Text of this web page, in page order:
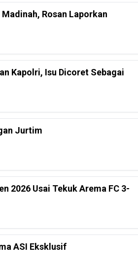
Rosan Laporkan
Kapolri, Isu Dicoret Sebagai
Jurtim
2026 Usai Tekuk Arema FC 3-
ASI Eksklusif